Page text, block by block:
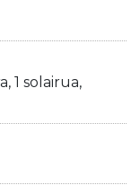
1 solairua,